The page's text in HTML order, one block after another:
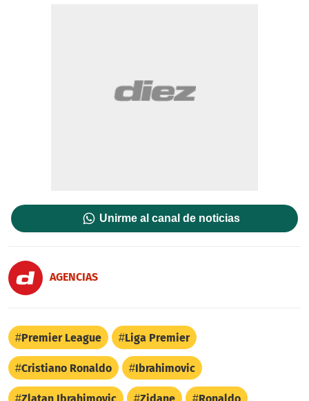
Unirme al canal de noticias
AGENCIAS
Premier League Liga Premier
Cristiano Ronaldo Ibrahimovic